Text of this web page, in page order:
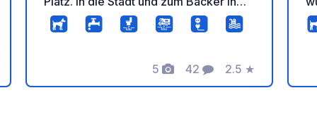
sind es ca 12 min Fußweg.
5
Fotos
42
Kommentare
2.5
Bewertung
★